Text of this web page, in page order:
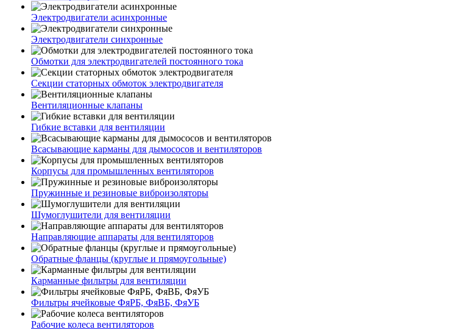
Электродвигатели асинхронные
Электродвигатели синхронные
Обмотки для электродвигателей постоянного тока
Секции статорных обмоток электродвигателя
Вентиляционные клапаны
Гибкие вставки для вентиляции
Всасывающие карманы для дымососов и вентиляторов
Корпусы для промышленных вентиляторов
Пружинные и резиновые виброизоляторы
Шумоглушители для вентиляции
Направляющие аппараты для вентиляторов
Обратные фланцы (круглые и прямоугольные)
Карманные фильтры для вентиляции
Фильтры ячейковые ФяРБ, ФяВБ, ФяУБ
Рабочие колеса вентиляторов